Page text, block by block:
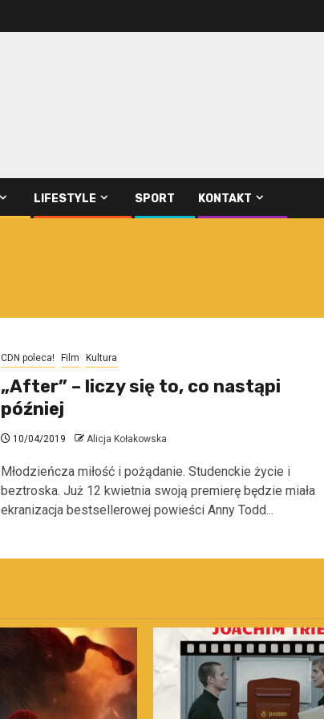
LIFESTYLE SPORT KONTAKT
CDN poleca! Film Kultura
„After” – liczy się to, co nastąpi
później
10/04/2019 Alicja Kołakowska
Młodzieńcza miłość i pożądanie. Studenckie życie i
beztroska. Już 12 kwietnia swoją premierę będzie miała
ekranizacja bestsellerowej powieści Anny Todd...